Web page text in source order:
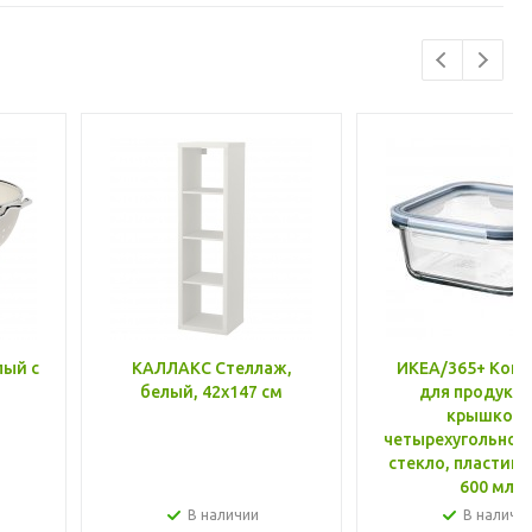
с
КАЛЛАКС Стеллаж,
белый, 42x147 см
В наличии
ИКЕА/365+
для
крышкой,
стекло, пластик
600 мл
В